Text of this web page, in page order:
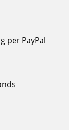
per PayPal